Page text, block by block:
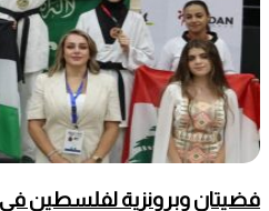
فضيتان وبرونزية لفلسطين في